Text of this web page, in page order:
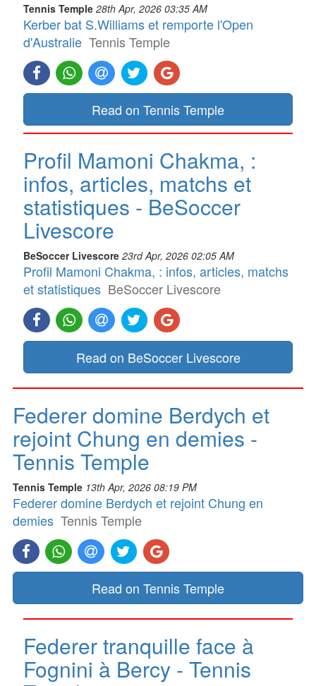
Tennis Temple 28th Apr, 2026 03:35 AM
Kerber bat S.Williams et remporte l'Open
d'Australie Tennis Temple
Read on Tennis Temple
Profil Mamoni Chakma, :
infos, articles, matchs et
statistiques - BeSoccer
Livescore
BeSoccer Livescore 23rd Apr, 2026 02:05 AM
Profil Mamoni Chakma, : infos, articles, matchs
et statistiques BeSoccer Livescore
Read on BeSoccer Livescore
Federer domine Berdych et
rejoint Chung en demies -
Tennis Temple
Tennis Temple 13th Apr, 2026 08:19 PM
Federer domine Berdych et rejoint Chung en
demies Tennis Temple
Read on Tennis Temple
Federer tranquille face à
Fognini à Bercy - Tennis